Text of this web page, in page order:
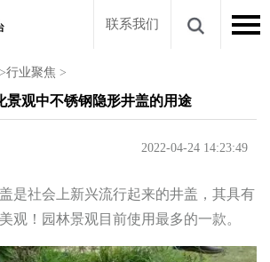
联系我们
>行业聚焦 >
景观中不锈钢隐形井盖的用途
2022-04-24 14:23:49
是社会上新兴流行起来的井盖，其具有
观！园林景观目前使用最多的一款。